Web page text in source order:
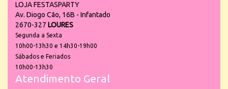
LOJA FESTASPARTY
Av. Diogo Cão, 16B - Infantado
2670-327 LOURES
Segunda a Sexta
10h00-13h30 e 14h30-19h00
Sábados e Feriados
10h00-13h30
Atendimento Geral